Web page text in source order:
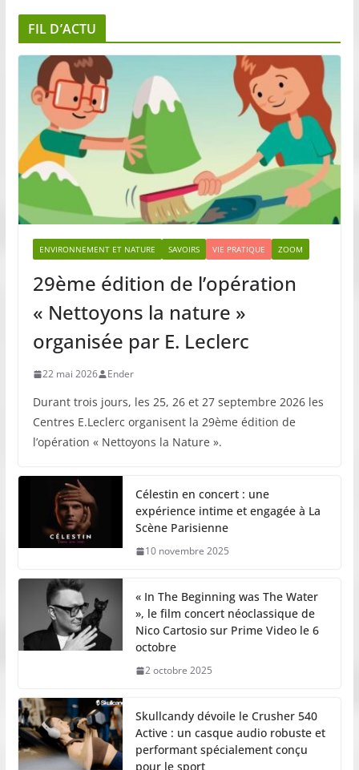
FIL D’ACTU
ENVIRONNEMENT ET NATURE SAVOIRS VIE PRATIQUE ZOOM
29ème édition de l’opération
« Nettoyons la nature »
organisée par E. Leclerc
22 mai 2026 Ender
Durant trois jours, les 25, 26 et 27 septembre 2026 les
Centres E.Leclerc organisent la 29ème édition de
l’opération « Nettoyons la Nature ».
Célestin en concert : une
expérience intime et engagée à La
Scène Parisienne
10 novembre 2025
« In The Beginning was The Water
», le film concert néoclassique de
Nico Cartosio sur Prime Video le 6
octobre
2 octobre 2025
Skullcandy dévoile le Crusher 540
Active : un casque audio robuste et
performant spécialement conçu
pour le sport